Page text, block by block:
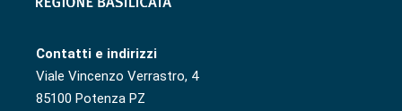
Contatti e indirizzi
Viale Vincenzo Verrastro, 4
85100 Potenza PZ